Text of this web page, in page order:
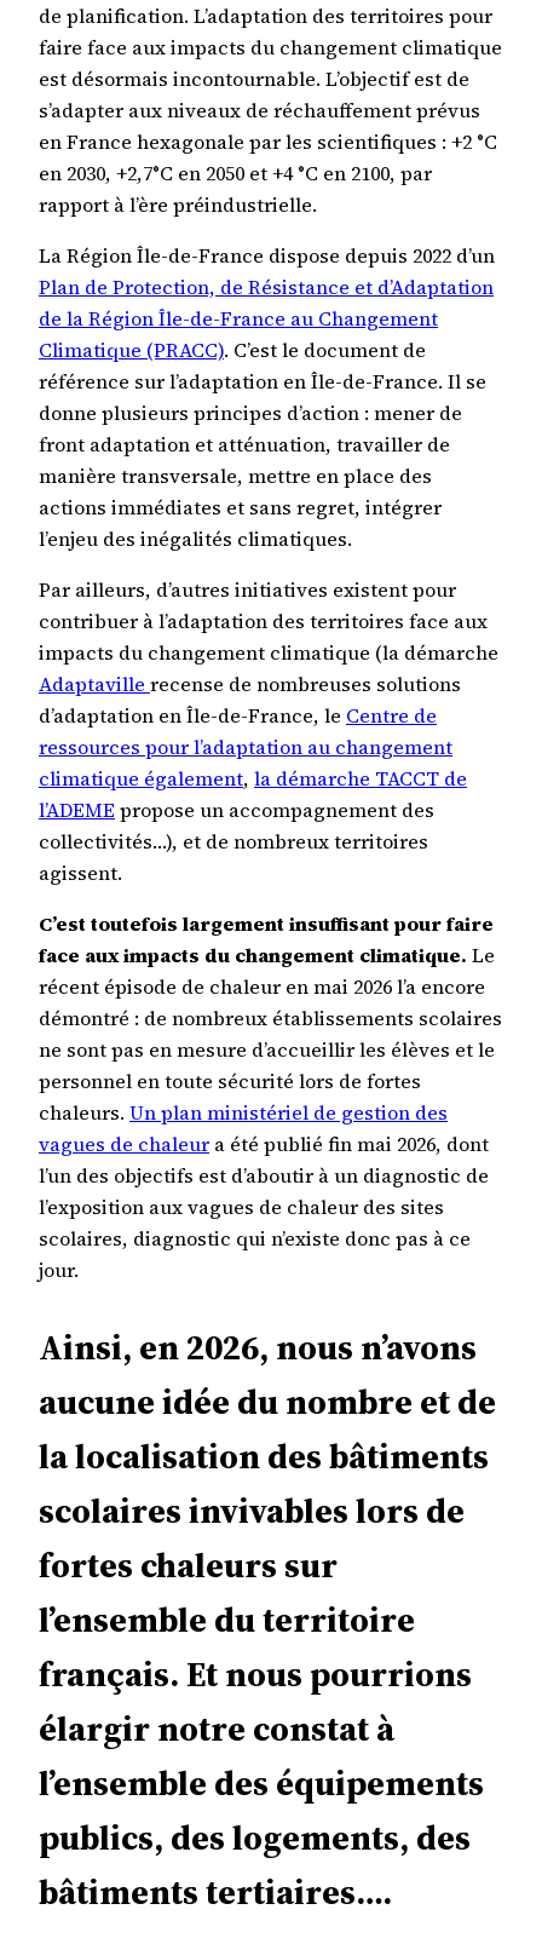
de planification. L’adaptation des territoires pour
faire face aux impacts du changement climatique
est désormais incontournable. L’objectif est de
s’adapter aux niveaux de réchauffement prévus
en France hexagonale par les scientifiques : +2 °C
en 2030, +2,7°C en 2050 et +4 °C en 2100, par
rapport à l’ère préindustrielle.
La Région Île-de-France dispose depuis 2022 d’un
Plan de Protection, de Résistance et d’Adaptation
de la Région Île-de-France au Changement
Climatique (PRACC). C’est le document de
référence sur l’adaptation en Île-de-France. Il se
donne plusieurs principes d’action : mener de
front adaptation et atténuation, travailler de
manière transversale, mettre en place des
actions immédiates et sans regret, intégrer
l’enjeu des inégalités climatiques.
Par ailleurs, d’autres initiatives existent pour
contribuer à l’adaptation des territoires face aux
impacts du changement climatique (la démarche
Adaptaville recense de nombreuses solutions
d’adaptation en Île-de-France, le Centre de
ressources pour l’adaptation au changement
climatique également, la démarche TACCT de
l’ADEME propose un accompagnement des
collectivités…), et de nombreux territoires
agissent.
C’est toutefois largement insuffisant pour faire
face aux impacts du changement climatique. Le
récent épisode de chaleur en mai 2026 l’a encore
démontré : de nombreux établissements scolaires
ne sont pas en mesure d’accueillir les élèves et le
personnel en toute sécurité lors de fortes
chaleurs. Un plan ministériel de gestion des
vagues de chaleur a été publié fin mai 2026, dont
l’un des objectifs est d’aboutir à un diagnostic de
l’exposition aux vagues de chaleur des sites
scolaires, diagnostic qui n’existe donc pas à ce
jour.
Ainsi, en 2026, nous n’avons
aucune idée du nombre et de
la localisation des bâtiments
scolaires invivables lors de
fortes chaleurs sur
l’ensemble du territoire
français. Et nous pourrions
élargir notre constat à
l’ensemble des équipements
publics, des logements, des
bâtiments tertiaires….